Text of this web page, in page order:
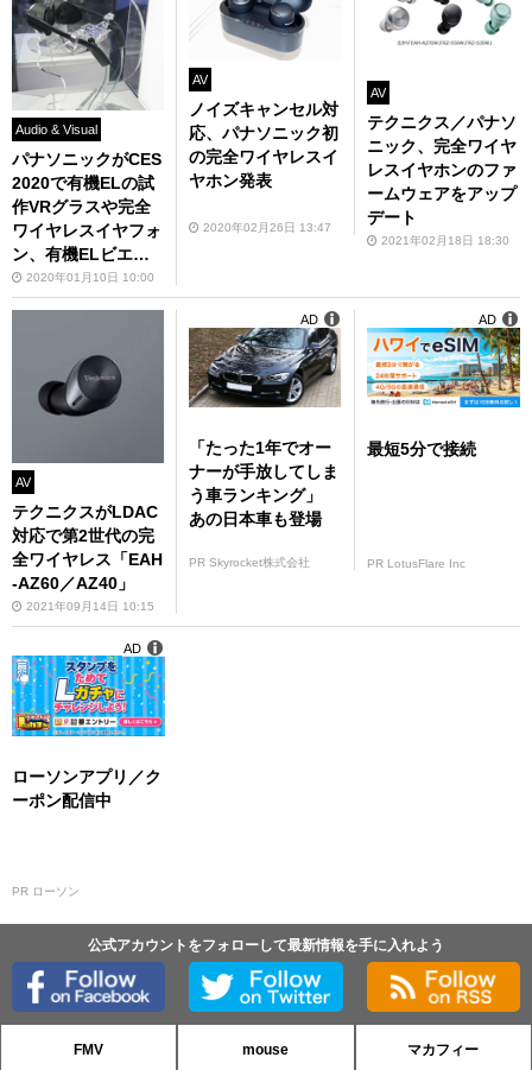
Audio & Visual
パナソニックがCES
2020で有機ELの試
作VRグラスや完全
ワイヤレスイヤフォ
ン、有機ELビエラ
を展示
2020年01月10日 10:00
AV
ノイズキャンセル対
応、パナソニック初
の完全ワイヤレスイ
ヤホン発表
2020年02月26日 13:47
AV
テクニクス／パナソ
ニック、完全ワイヤ
レスイヤホンのファ
ームウェアをアップ
デート
2021年02月18日 18:30
AV
テクニクスがLDAC
対応で第2世代の完
全ワイヤレス「EAH
-AZ60／AZ40」
2021年09月14日 10:15
「たった1年でオー
ナーが手放してしま
う車ランキング」
あの日本車も登場
PR Skyrocket株式会社
AD
最短5分で接続
PR LotusFlare Inc
AD
ローソンアプリ／ク
ーポン配信中
PR ローソン
AD
公式アカウントをフォローして最新情報を手に入れよう
FMV mouse マカフィー